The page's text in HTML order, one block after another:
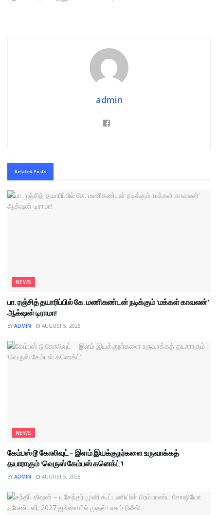
admin
Related Posts
NEWS
பா. ரஞ்சித் தயாரிப்பில் கே. மணிகண்டன் நடிக்கும் ‘மக்கள் காவலன்’
ஆக்‌ஷன் டிராமா!
BY ADMIN AUGUST 5, 2026
NEWS
கேம்பஸ் டூ கோலிவுட் – இளம் இயக்குநர்களை உருவாக்கத்
தயாராகும் ‘வெருஸ் கேம்பஸ் கனெக்ட்’!
BY ADMIN AUGUST 5, 2026